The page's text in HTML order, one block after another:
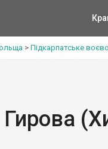
> Підкарпатське